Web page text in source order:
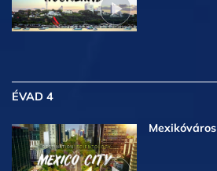
ÉVAD 4
Mexikóváros